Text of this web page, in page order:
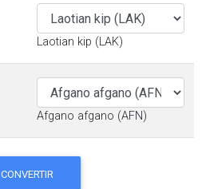
Laotian kip (LAK)
Afgano afgano (AFN)
CONVERTIR